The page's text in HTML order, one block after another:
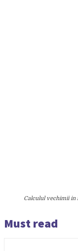
Calculul vechimii in
Must read